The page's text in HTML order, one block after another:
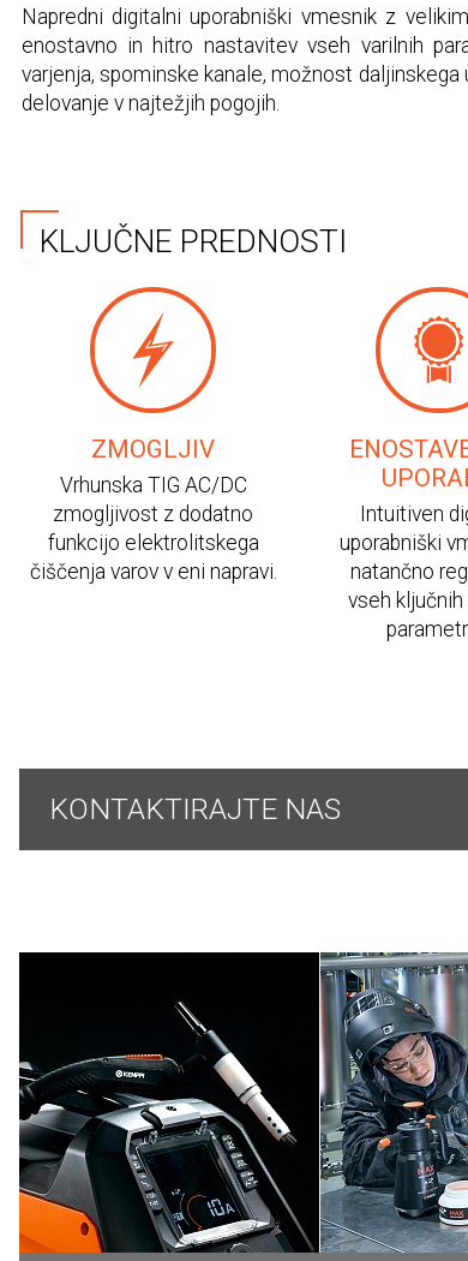
Napredni digitalni uporabniški vmesnik z
enostavno in hitro nastavitev vseh varilnih
varjenja, spominske kanale, možnost
delovanje v najtežjih pogojih.
KLJUČNE PREDNOSTI
ZMOGLJIV
Vrhunska TIG AC/DC
zmogljivost z dodatno
funkcijo elektrolitskega
čiščenja varov v eni napravi.
Intuitiven
uporabniški
natančno
vseh ključnih
KONTAKTIRAJTE NAS